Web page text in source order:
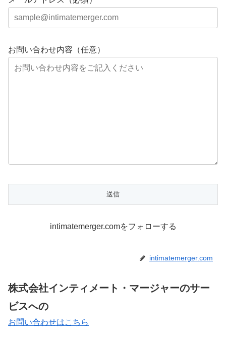
お問い合わせ内容（任意）
intimatemerger.comをフォローする
intimatemerger.com
株式会社インティメート・マージャーのサー
ビスへの
お問い合わせはこちら